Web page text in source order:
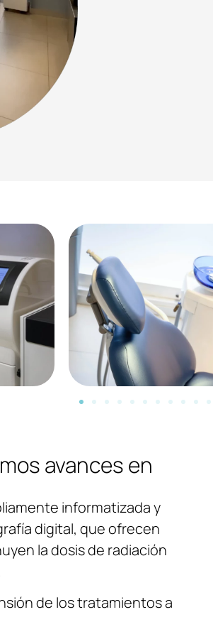
avances en
informatizada y
digital, que ofrecen
la dosis de radiación
de los tratamientos a